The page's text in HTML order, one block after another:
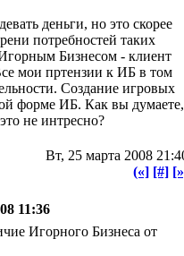
деньги, но это скорее
потребностей таких
Бизнесом - клиент
мои пртензии к ИБ в том
Создание игровых
форме ИБ. Как вы думаете,
не интресно?
Вт, 25 марта 2008
(«] [#]
11:36
Игорного Бизнеса от